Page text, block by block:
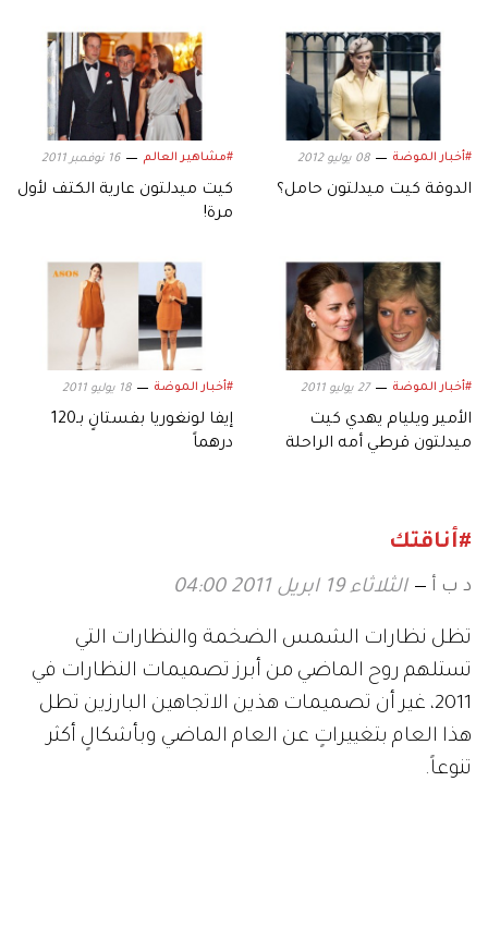
#أخبار الموضة 08 يوليو 2012
الدوقة كيت ميدلتون حامل؟
#مشاهير العالم 16 نوفمبر 2011
كيت ميدلتون عارية الكتف لأول
مرة!
#أخبار الموضة 27 يوليو 2011
الأمير ويليام يهدي كيت
ميدلتون قرطي أمه الراحلة
#أخبار الموضة 18 يوليو 2011
إيفا لونغوريا بفستانٍ بـ120
درهماً
#أناقتك
د ب أ الثلاثاء 19 ابريل 2011 04:00
تظل نظارات الشمس الضخمة والنظارات التي
تستلهم روح الماضي من أبرز تصميمات النظارات في
2011، غير أن تصميمات هذين الاتجاهين البارزين تطل
هذا العام بتغييراتٍ عن العام الماضي وبأشكالٍ أكثر
تنوعاً.